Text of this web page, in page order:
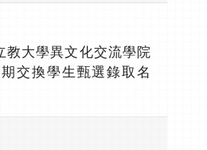
教大學異文化交流學院
交換學生甄選錄取名